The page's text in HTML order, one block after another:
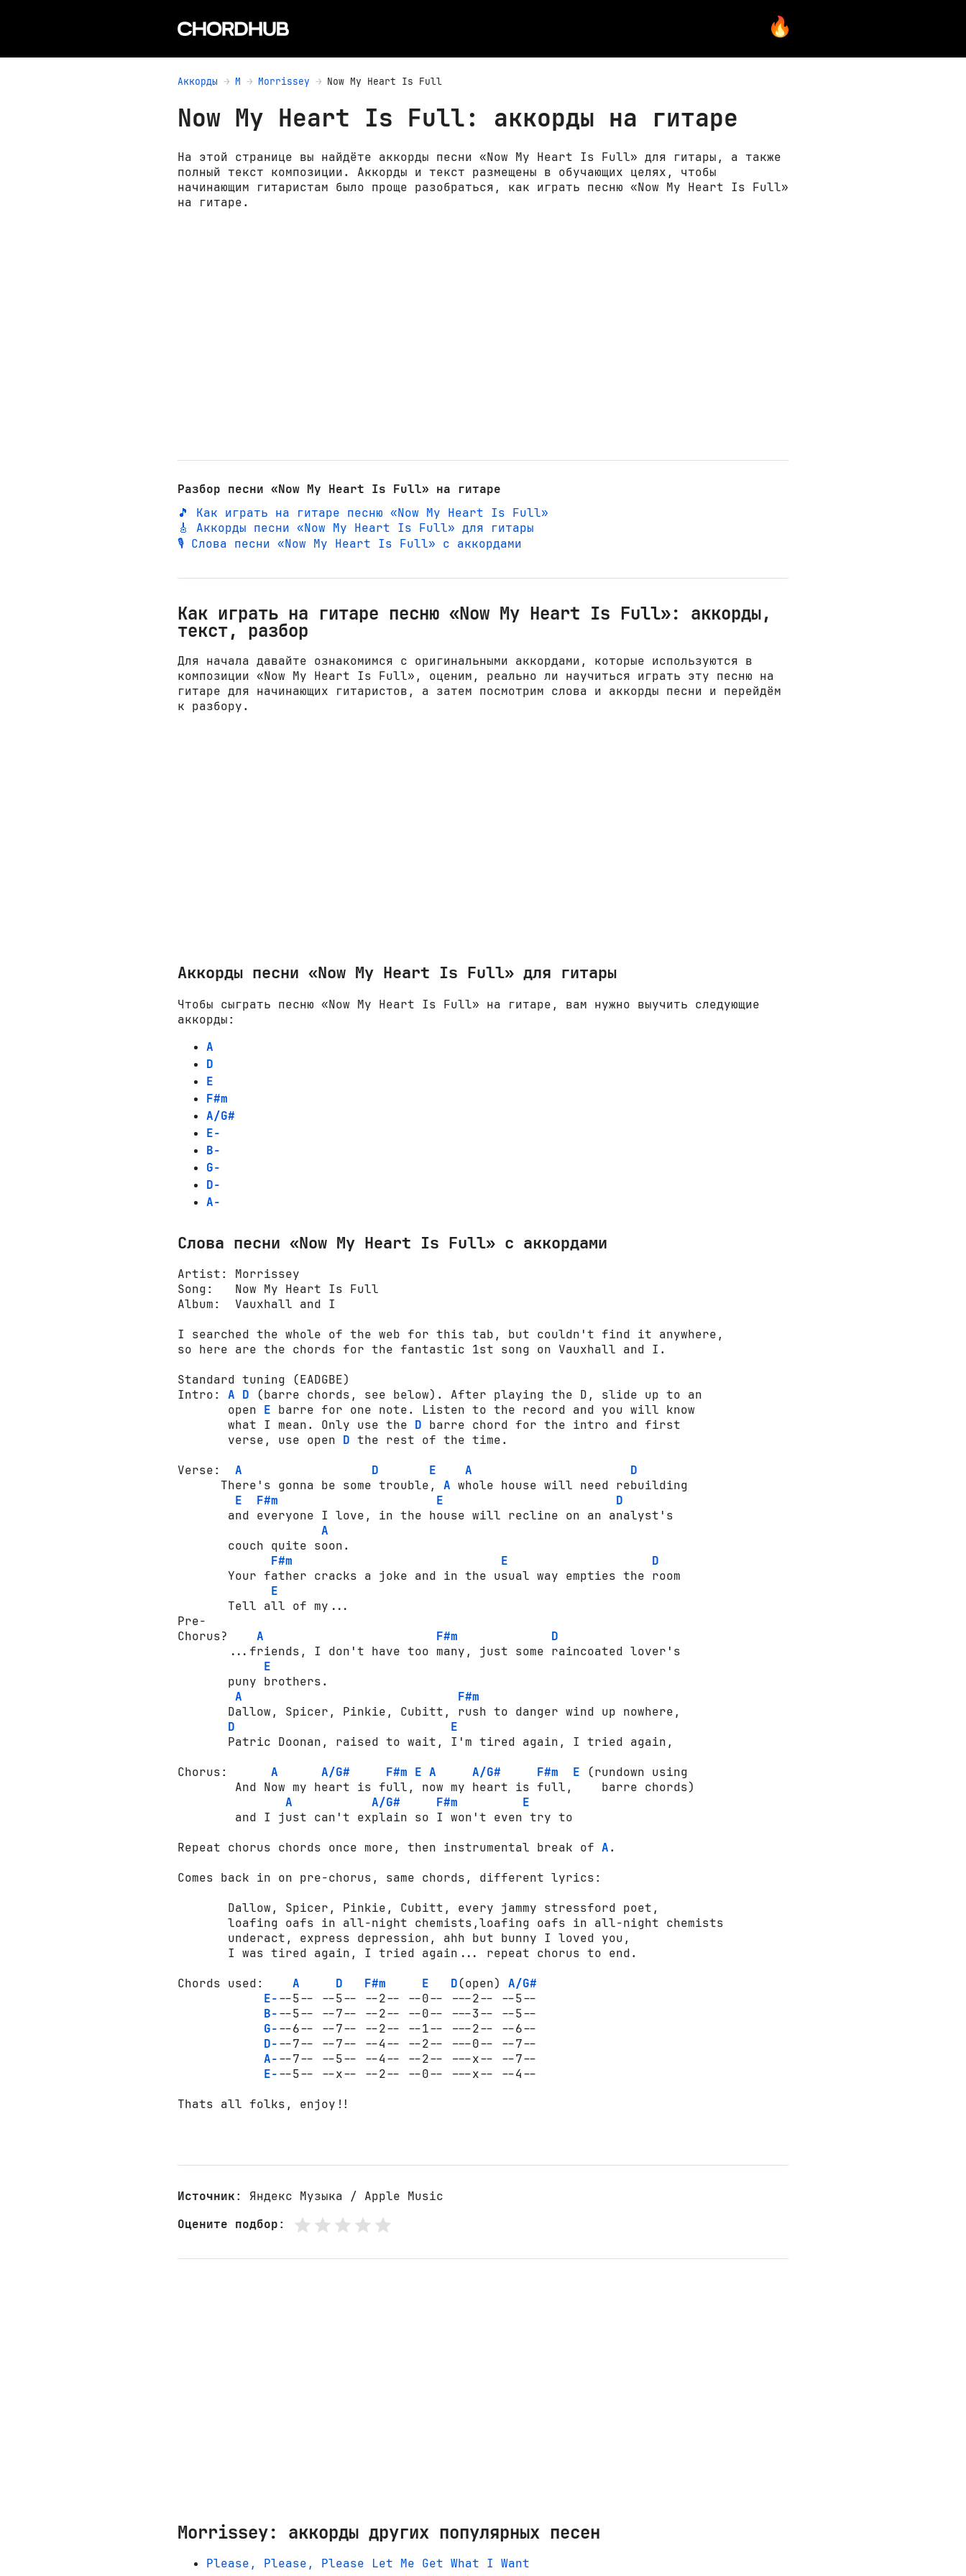
Аккорды M Morrissey Now My Heart Is Full
Now My Heart Is Full: аккорды на гитаре
На этой странице вы найдёте аккорды песни «Now My Heart Is Full» для гитары, а также
полный текст композиции. Аккорды и текст размещены в обучающих целях, чтобы
начинающим гитаристам было проще разобраться, как играть песню «Now My Heart Is Full»
на гитаре.
Разбор песни «Now My Heart Is Full» на гитаре
🎵 Как играть на гитаре песню «Now My Heart Is Full»
🎸 Аккорды песни «Now My Heart Is Full» для гитары
🎙️ Слова песни «Now My Heart Is Full» с аккордами
Как играть на гитаре песню «Now My Heart Is Full»: аккорды,
текст, разбор
Для начала давайте ознакомимся с оригинальными аккордами, которые используются в
композиции «Now My Heart Is Full», оценим, реально ли научиться играть эту песню на
гитаре для начинающих гитаристов, а затем посмотрим слова и аккорды песни и перейдём
к разбору.
Аккорды песни «Now My Heart Is Full» для гитары
Чтобы сыграть песню «Now My Heart Is Full» на гитаре, вам нужно выучить следующие
аккорды:
A
D
E
F#m
A/G#
E-
B-
G-
D-
A-
Слова песни «Now My Heart Is Full» с аккордами
Artist: Morrissey
Song:   Now My Heart Is Full
Album:  Vauxhall and I
I searched the whole of the web for this tab, but couldn't find it anywhere,
so here are the chords for the fantastic 1st song on Vauxhall and I.
Standard tuning (EADGBE)
Intro: A D (barre chords, see below). After playing the D, slide up to an
       open
E barre for one note. Listen to the record and you will know
       what I mean. Only use the
D barre chord for the intro and first
       verse, use open
D the rest of the time.
Verse: A D E A
D
      There's gonna be some trouble,
A whole house will need rebuilding
E
F#m E
D
       and everyone I love, in the house will recline on an analyst's
A
       couch quite soon.
F#m
E
D
       Your father cracks a joke and in the usual way empties the room
E
       Tell all of my...
Pre-
Chorus? A F#m
D
       ...friends, I don't have too many, just some raincoated lover's
E
       puny brothers.
A
F#m
       Dallow, Spicer, Pinkie, Cubitt, rush to danger wind up nowhere,
D
E
       Patric Doonan, raised to wait, I'm tired again, I tried again,
Chorus: A A/G# F#m E A A/G# F#m E (rundown using
        And Now my heart is full, now my heart is full,    barre chords)
A
A/G# F#m
E
        and I just can't explain so I won't even try to
Repeat chorus chords once more, then instrumental break of A.
Comes back in on pre-chorus, same chords, different lyrics:
       Dallow, Spicer, Pinkie, Cubitt, every jammy stressford poet,
       loafing oafs in all-night chemists,loafing oafs in all-night chemists
       underact, express depression, ahh but bunny I loved you,
       I was tired again, I tried again... repeat chorus to end.
Chords used: A D F#m E D(open) A/G#
E---5-- --5-- --2-- --0-- ---2-- --5--
B---5-- --7-- --2-- --0-- ---3-- --5--
G---6-- --7-- --2-- --1-- ---2-- --6--
D---7-- --7-- --4-- --2-- ---0-- --7--
A---7-- --5-- --4-- --2-- ---x-- --7--
E---5-- --x-- --2-- --0-- ---x-- --4--
Thats all folks, enjoy!!
Источник: Яндекс Музыка / Apple Music
Оцените подбор:
Morrissey: аккорды других популярных песен
Please, Please, Please Let Me Get What I Want